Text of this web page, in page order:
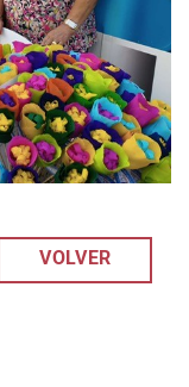
VOLVER